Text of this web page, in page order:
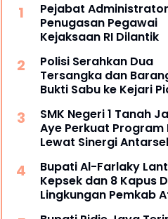
Pejabat
Penugasan Pegawai
Kejaksaan RI Dilantik
Polisi Serahkan Dua
Tersangka dan
Bukti Sabu ke Kejari
SMK Negeri 1 Tanah
Aye Perkuat Program
Lewat Sinergi
Bupati Al-Farlaky
Kepsek dan 8 Kapus
Lingkungan Pemkab